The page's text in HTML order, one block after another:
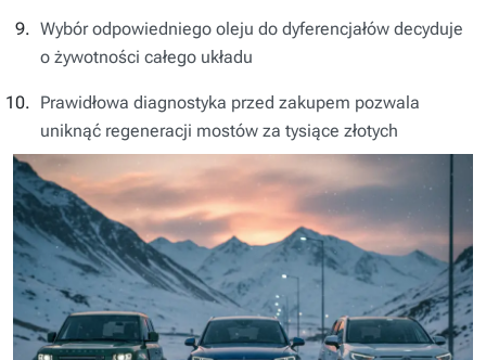
Wybór odpowiedniego oleju do dyferencjałów decyduje
o żywotności całego układu
Prawidłowa diagnostyka przed zakupem pozwala
uniknąć regeneracji mostów za tysiące złotych